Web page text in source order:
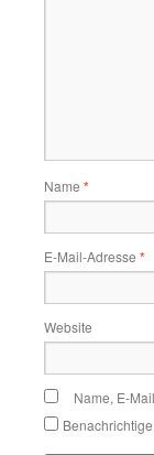
Name *
E-Mail-Adresse *
Website
Name, E-